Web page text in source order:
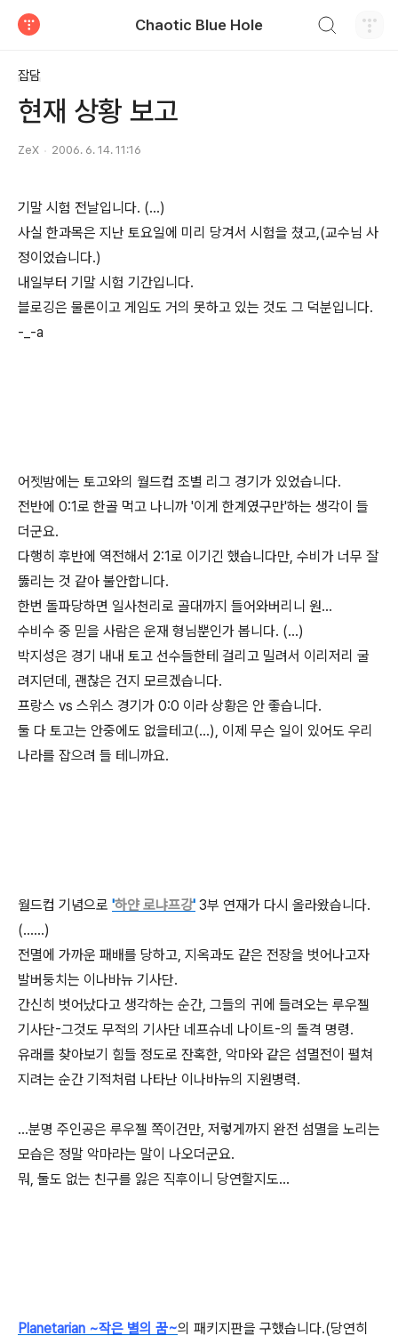
Chaotic Blue Hole
잡담
현재 상황 보고
ZeX 2006. 6. 14. 11:16
기말 시험 전날입니다. (...)
사실 한과목은 지난 토요일에 미리 당겨서 시험을 쳤고,(교수님 사
정이었습니다.)
내일부터 기말 시험 기간입니다.
블로깅은 물론이고 게임도 거의 못하고 있는 것도 그 덕분입니다.
-_-a
어젯밤에는 토고와의 월드컵 조별 리그 경기가 있었습니다.
전반에 0:1로 한골 먹고 나니까 '이게 한계였구만'하는 생각이 들
더군요.
다행히 후반에 역전해서 2:1로 이기긴 했습니다만, 수비가 너무 잘
뚫리는 것 같아 불안합니다.
한번 돌파당하면 일사천리로 골대까지 들어와버리니 원...
수비수 중 믿을 사람은 운재 형님뿐인가 봅니다. (...)
박지성은 경기 내내 토고 선수들한테 걸리고 밀려서 이리저리 굴
려지던데, 괜찮은 건지 모르겠습니다.
프랑스 vs 스위스 경기가 0:0 이라 상황은 안 좋습니다.
둘 다 토고는 안중에도 없을테고(...), 이제 무슨 일이 있어도 우리
나라를 잡으려 들 테니까요.
월드컵 기념으로 '하얀 로냐프강' 3부 연재가 다시 올라왔습니다.
(......)
전멸에 가까운 패배를 당하고, 지옥과도 같은 전장을 벗어나고자
발버둥치는 이나바뉴 기사단.
간신히 벗어났다고 생각하는 순간, 그들의 귀에 들려오는 루우젤
기사단-그것도 무적의 기사단 네프슈네 나이트-의 돌격 명령.
유래를 찾아보기 힘들 정도로 잔혹한, 악마와 같은 섬멸전이 펼쳐
지려는 순간 기적처럼 나타난 이나바뉴의 지원병력.
...분명 주인공은 루우젤 쪽이건만, 저렇게까지 완전 섬멸을 노리는
모습은 정말 악마라는 말이 나오더군요.
뭐, 둘도 없는 친구를 잃은 직후이니 당연할지도...
Planetarian ~작은 별의 꿈~의 패키지판을 구했습니다.(당연히